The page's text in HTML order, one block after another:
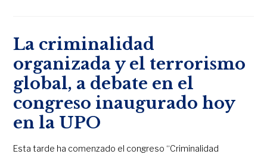
La criminalidad
organizada y el terrorismo
global, a debate en el
congreso inaugurado hoy
en la UPO
Esta tarde ha comenzado el congreso “Criminalidad